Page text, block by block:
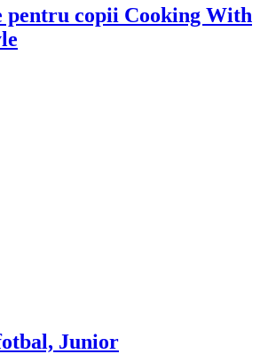
pentru copii Cooking With
Junior